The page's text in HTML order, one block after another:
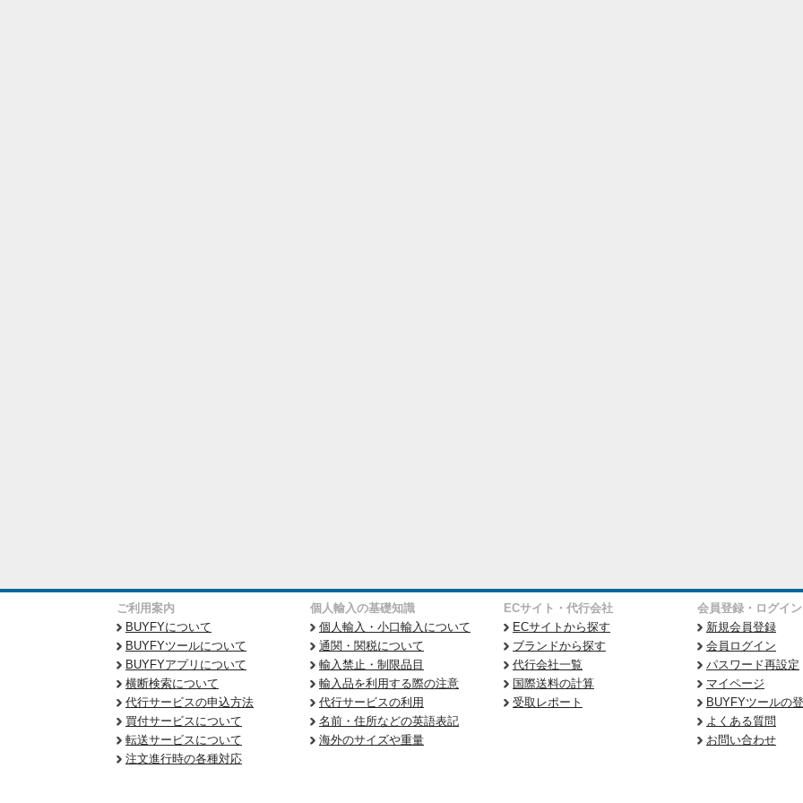
ご利用案内
BUYFYについて
BUYFYツールについて
BUYFYアプリについて
横断検索について
代行サービスの申込方法
買付サービスについて
転送サービスについて
注文進行時の各種対応
個人輸入の基礎知識
個人輸入・小口輸入について
通関・関税について
輸入禁止・制限品目
輸入品を利用する際の注意
代行サービスの利用
名前・住所などの英語表記
海外のサイズや重量
ECサイト・代行会社
ECサイトから探す
ブランドから探す
代行会社一覧
国際送料の計算
受取レポート
会員登録・ログイン
新規会員登録
会員ログイン
パスワード再設定
マイページ
BUYFYツールの
よくある質問
お問い合わせ